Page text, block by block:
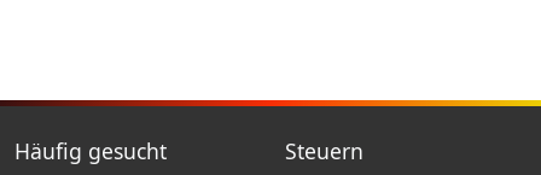
Häufig gesucht
Steuern